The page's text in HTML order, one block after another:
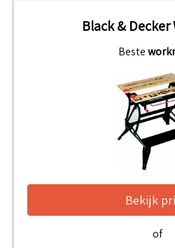
Black & Decker
Beste
Bekijk
of